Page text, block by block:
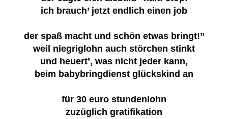
ich brauch’ jetzt endlich einen job
der spaß macht und schön etwas bringt!”
weil niegriglohn auch störchen stinkt
und heuert’, was nicht jeder kann,
beim babybringdienst glückskind an
für 30 euro stundenlohn
zuzüglich gratifikation